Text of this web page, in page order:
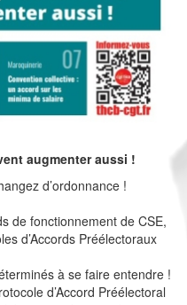
augmenter aussi !
d’ordonnance !
de fonctionnement de CSE,
d’Accords Préélectoraux
à se faire entendre !
d’Accord Préélectoral